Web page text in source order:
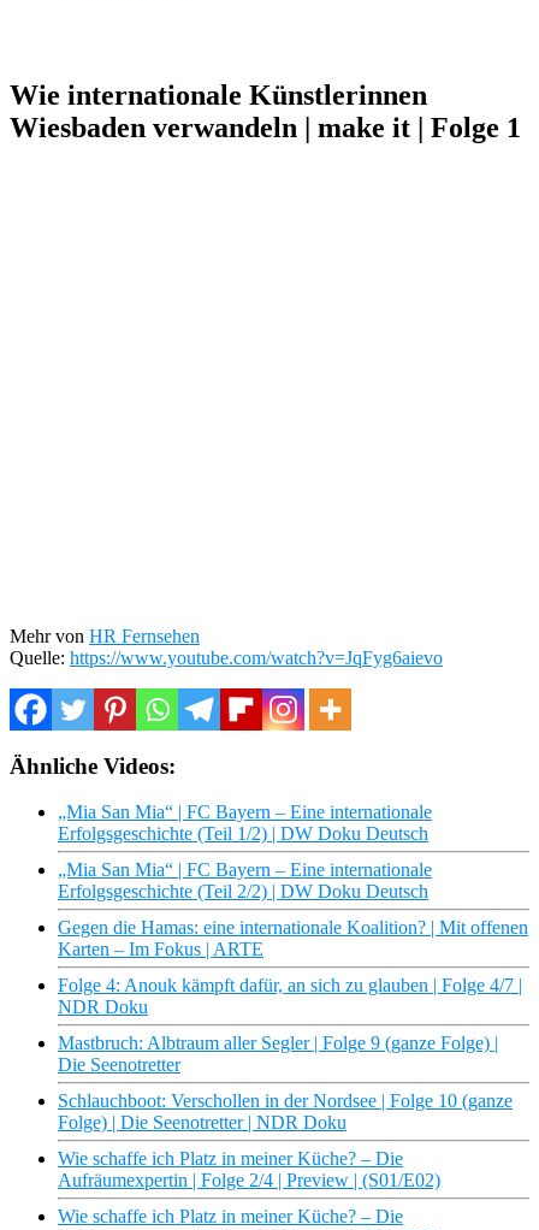
Wie internationale Künstlerinnen
Wiesbaden verwandeln | make it | Folge 1
Mehr von HR Fernsehen
Quelle: https://www.youtube.com/watch?v=JqFyg6aievo
Ähnliche Videos:
„Mia San Mia“ | FC Bayern – Eine internationale
Erfolgsgeschichte (Teil 1/2) | DW Doku Deutsch
„Mia San Mia“ | FC Bayern – Eine internationale
Erfolgsgeschichte (Teil 2/2) | DW Doku Deutsch
Gegen die Hamas: eine internationale Koalition? | Mit offenen
Karten – Im Fokus | ARTE
Folge 4: Anouk kämpft dafür, an sich zu glauben | Folge 4/7 |
NDR Doku
Mastbruch: Albtraum aller Segler | Folge 9 (ganze Folge) |
Die Seenotretter
Schlauchboot: Verschollen in der Nordsee | Folge 10 (ganze
Folge) | Die Seenotretter | NDR Doku
Wie schaffe ich Platz in meiner Küche? – Die
Aufräumexpertin | Folge 2/4 | Preview | (S01/E02)
Wie schaffe ich Platz in meiner Küche? – Die